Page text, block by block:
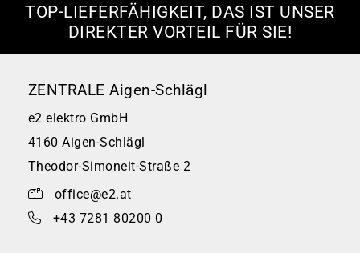
TOP-LIEFERFÄHIGKEIT, DAS IST UNSER
DIREKTER VORTEIL FÜR SIE!
ZENTRALE Aigen-Schlägl
e2 elektro GmbH
4160 Aigen-Schlägl
Theodor-Simoneit-Straße 2
office@e2.at
+43 7281 80200 0